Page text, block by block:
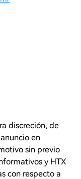
discreción, de
en
sin previo
y HTX
con respecto a